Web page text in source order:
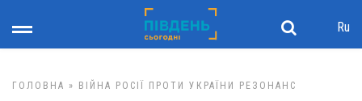
Ru
ГОЛОВНА » ВІЙНА РОСІЇ ПРОТИ УКРАЇНИ РЕЗОНАНС